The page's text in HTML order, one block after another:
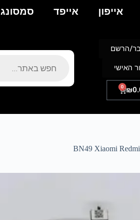
אייפון אייפד סמסונג
₪
0
הרשם
האישי
BN49 Xiaomi